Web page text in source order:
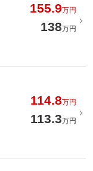
155.9万円
138万円
114.8万円
113.3万円